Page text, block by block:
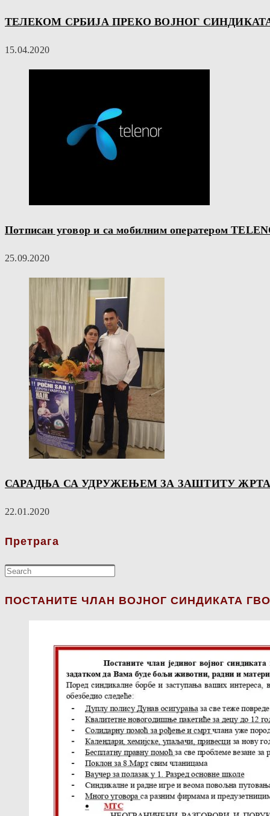
ТЕЛЕКОМ СРБИЈА ПРЕКО ВОЈНОГ
15.04.2020
Потписан уговор и са мобилним оператером
25.09.2020
САРАДЊА СА УДРУЖЕЊЕМ ЗА ЗАШТИТУ
22.01.2020
Претрага
ПОСТАНИТЕ ЧЛАН ВОЈНОГ СИНДИКАТА